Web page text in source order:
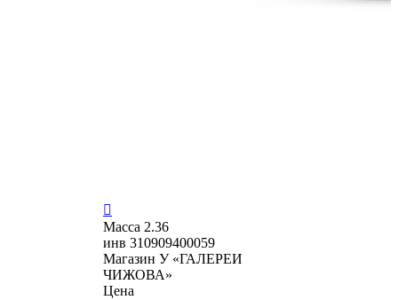

Масса 2.36
инв 310909400059
Магазин У «ГАЛЕРЕИ
ЧИЖОВА»
Цена